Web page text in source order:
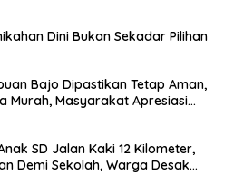
Dini Bukan Sekadar Pilihan
Bajo Dipastikan Tetap Aman,
Murah, Masyarakat Apresiasi
SD Jalan Kaki 12 Kilometer,
Demi Sekolah, Warga Desak